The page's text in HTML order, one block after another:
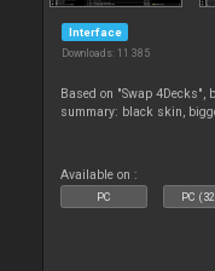
Interface
Downloads: 11 385
Based on "Swap 4Decks",
summary: black skin,
Available on :
PC PC